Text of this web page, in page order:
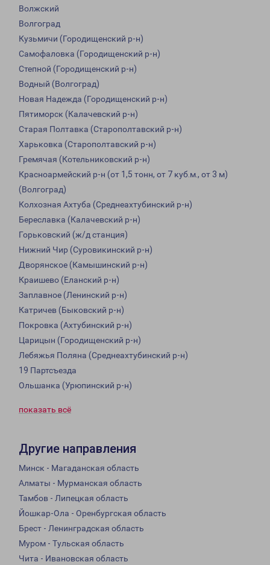
Волжский
Волгоград
Кузьмичи (Городищенский р-н)
Самофаловка (Городищенский р-н)
Степной (Городищенский р-н)
Водный (Волгоград)
Новая Надежда (Городищенский р-н)
Пятиморск (Калачевский р-н)
Старая Полтавка (Старополтавский р-н)
Харьковка (Старополтавский р-н)
Гремячая (Котельниковский р-н)
Красноармейский р-н (от 1,5 тонн, от 7 куб.м., от 3 м)
(Волгоград)
Колхозная Ахтуба (Среднеахтубинский р-н)
Береславка (Калачевский р-н)
Горьковский (ж/д станция)
Нижний Чир (Суровикинский р-н)
Дворянское (Камышинский р-н)
Краишево (Еланский р-н)
Заплавное (Ленинский р-н)
Катричев (Быковский р-н)
Покровка (Ахтубинский р-н)
Царицын (Городищенский р-н)
Лебяжья Поляна (Среднеахтубинский р-н)
19 Партсъезда
Ольшанка (Урюпинский р-н)
показать всё
Другие направления
Минск - Магаданская область
Алматы - Мурманская область
Тамбов - Липецкая область
Йошкар-Ола - Оренбургская область
Брест - Ленинградская область
Муром - Тульская область
Чита - Ивановская область